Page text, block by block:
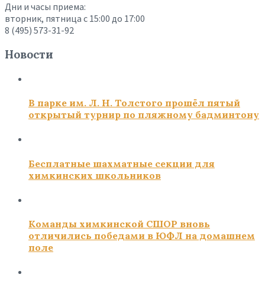
Дни и часы приема:
вторник, пятница с 15:00 до 17:00
8 (495) 573-31-92
Новости
В парке им. Л. Н. Толстого прошёл пятый
открытый турнир по пляжному бадминтону
Бесплатные шахматные секции для
химкинских школьников
Команды химкинской СШОР вновь
отличились победами в ЮФЛ на домашнем
поле